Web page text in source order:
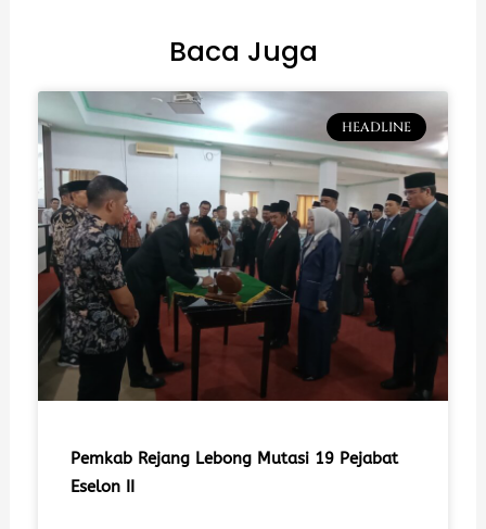
Baca Juga
HEADLINE
Pemkab Rejang Lebong Mutasi 19 Pejabat
Eselon II